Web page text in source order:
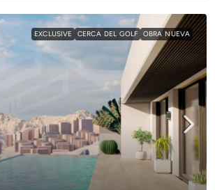
EXCLUSIVE CERCA DEL GOLF OBRA NUEVA